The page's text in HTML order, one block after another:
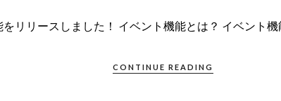
リリースしました！ イベント機能とは？ イベント
CONTINUE READING